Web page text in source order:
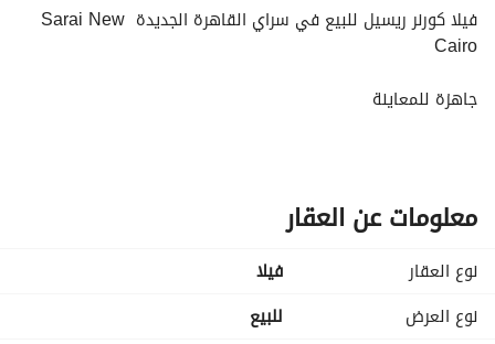
فيلا كورنر ريسيل للبيع في سراي القاهرة الجديدة Sarai New
Cairo
جاهزة للمعاينة
مساحة المباني: 212 م
مساحة الجاردن: 108 م
مكونة من: 4 غرف نوم - 4 حمامات - ريسيبشن - مطبخ
معلومات عن العقار
نوع العقار
فیلا
نوع العرض
للبيع